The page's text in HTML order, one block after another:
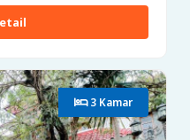
3 Kamar